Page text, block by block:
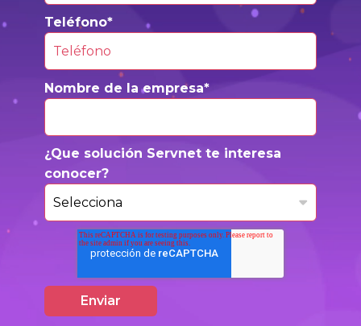
Teléfono*
Nombre de la empresa*
¿Que solución Servnet te interesa
conocer?